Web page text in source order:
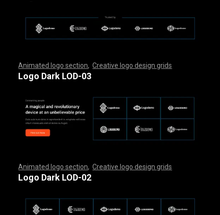
Animated logo section ,Creative logo design grids
,,,,,,,,,,,,,,,,,,,,,,,, ,,,,,,,,,,,,,,,,,,,,,,,,,,,,
,,,,,,,,,,,,,,,,,,,,,,,, ,,,,,,,,,,,,,,,,,,,,,
Logo Dark LOD-03
Animated logo section ,Creative logo design grids
,,,,,,,,,,,,,,,,,,,,,,,, ,,,,,,,,,,,,,,,,,,,,,,,,,,,,
,,,,,,,,,,,,,,,,,,,,,,,, ,,,,,,,,,,,,,,,,,,,,,
Logo Dark LOD-02